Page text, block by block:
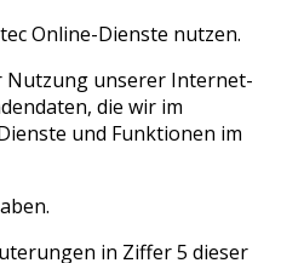
Online-Dienste nutzen.
Nutzung unserer Internet-
die wir im
und Funktionen im
in Ziffer 5 dieser